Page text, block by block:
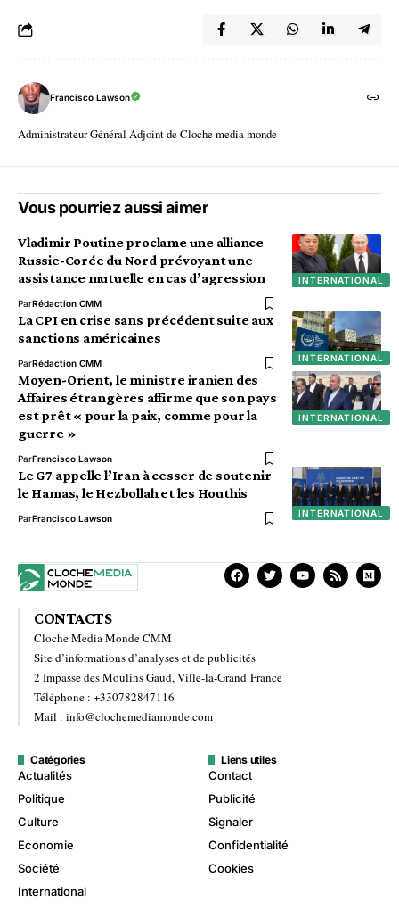
Francisco Lawson
Administrateur Général Adjoint de Cloche media monde
Vous pourriez aussi aimer
INTERNATIONAL
Vladimir Poutine proclame une alliance
Russie-Corée du Nord prévoyant une
assistance mutuelle en cas d’agression
ParRédaction CMM
INTERNATIONAL
La CPI en crise sans précédent suite aux
sanctions américaines
ParRédaction CMM
INTERNATIONAL
Moyen-Orient, le ministre iranien des
Affaires étrangères affirme que son pays
est prêt « pour la paix, comme pour la
guerre »
ParFrancisco Lawson
INTERNATIONAL
Le G7 appelle l’Iran à cesser de soutenir
le Hamas, le Hezbollah et les Houthis
ParFrancisco Lawson
CONTACTS
Cloche Media Monde CMM
Site d’informations d’analyses et de publicités
2 Impasse des Moulins Gaud, Ville-la-Grand France
Téléphone : +330782847116
Mail : info@clochemediamonde.com
Catégories
Actualités
Politique
Culture
Economie
Société
International
Liens utiles
Contact
Publicité
Signaler
Confidentialité
Cookies